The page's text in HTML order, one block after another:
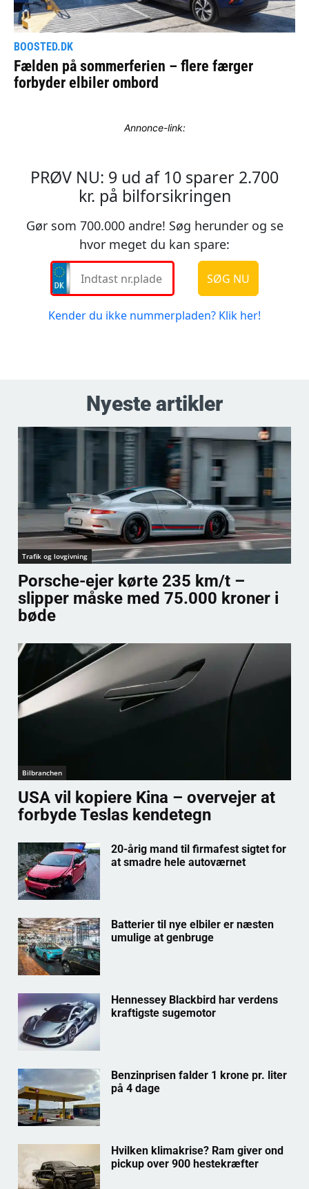
Annonce-link:
Nyeste artikler
Trafik og lovgivning
Porsche-ejer kørte 235 km/t –
slipper måske med 75.000 kroner i
bøde
Bilbranchen
USA vil kopiere Kina – overvejer at
forbyde Teslas kendetegn
20-årig mand til firmafest sigtet for
at smadre hele autoværnet
Batterier til nye elbiler er næsten
umulige at genbruge
Hennessey Blackbird har verdens
kraftigste sugemotor
Benzinprisen falder 1 krone pr. liter
på 4 dage
Hvilken klimakrise? Ram giver ond
pickup over 900 hestekræfter